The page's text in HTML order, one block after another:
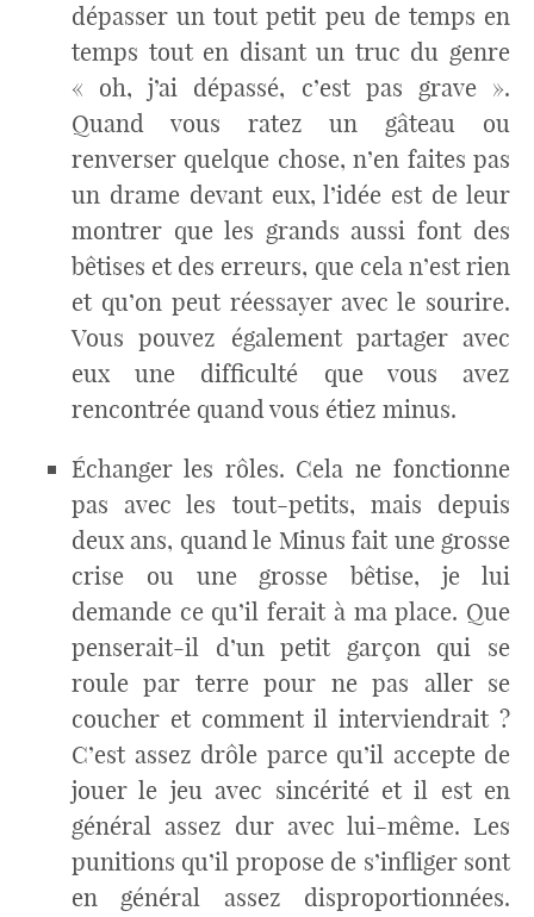
dépasser un tout petit peu de temps en
temps tout en disant un truc du genre
« oh, j’ai dépassé, c’est pas grave ».
Quand vous ratez un gâteau ou
renverser quelque chose, n’en faites pas
un drame devant eux, l’idée est de leur
montrer que les grands aussi font des
bêtises et des erreurs, que cela n’est rien
et qu’on peut réessayer avec le sourire.
Vous pouvez également partager avec
eux une difficulté que vous avez
rencontrée quand vous étiez minus.
Échanger les rôles. Cela ne fonctionne
pas avec les tout-petits, mais depuis
deux ans, quand le Minus fait une grosse
crise ou une grosse bêtise, je lui
demande ce qu’il ferait à ma place. Que
penserait-il d’un petit garçon qui se
roule par terre pour ne pas aller se
coucher et comment il interviendrait ?
C’est assez drôle parce qu’il accepte de
jouer le jeu avec sincérité et il est en
général assez dur avec lui-même. Les
punitions qu’il propose de s’infliger sont
en général assez disproportionnées.